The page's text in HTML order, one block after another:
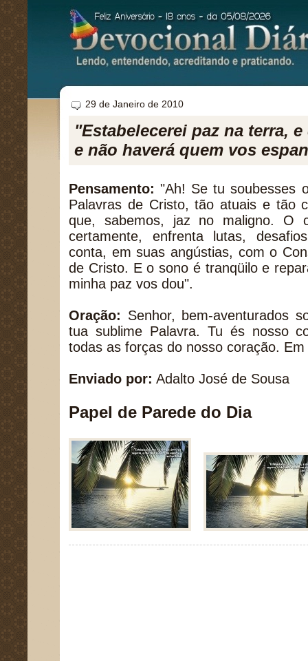
29 de Janeiro de 2010
"Estabelecerei paz na terra,
e não haverá quem vos
Pensamento: "Ah! Se tu soubesses
Palavras de Cristo, tão atuais e tão
que, sabemos, jaz no maligno. O
certamente, enfrenta lutas,
conta, em suas angústias, com o
de Cristo. E o sono é tranqüilo e
minha paz vos dou".
Oração: Senhor, bem-aventurados
tua sublime Palavra. Tu és nosso
todas as forças do nosso coração.
Enviado por: Adalto José de Sousa
Papel de Parede do Dia